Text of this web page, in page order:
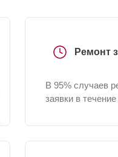
Ремонт
В 95% случаев
заявки в